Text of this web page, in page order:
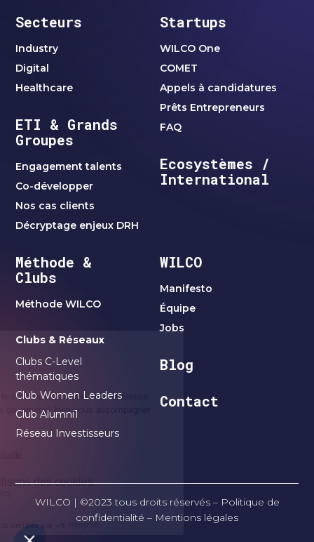
Secteurs
Industry
Digital
Healthcare
ETI & Grands
Groupes
Engagement talents
Co-développer
Nos cas clients
Décryptage enjeux DRH
Startups
WILCO One
COMET
Appels à candidatures
Prêts Entrepreneurs
FAQ
Ecosystèmes /
International
Méthode &
Clubs
Méthode WILCO
Clubs & Réseaux
Clubs C-Level
thématiques
Club Women Leaders
Club Alumni1
Réseau Investisseurs
WILCO
Manifesto
Équipe
Jobs
Blog
Contact
WILCO | ©2023 tous droits réservés – Politique de
confidentialité – Mentions légales